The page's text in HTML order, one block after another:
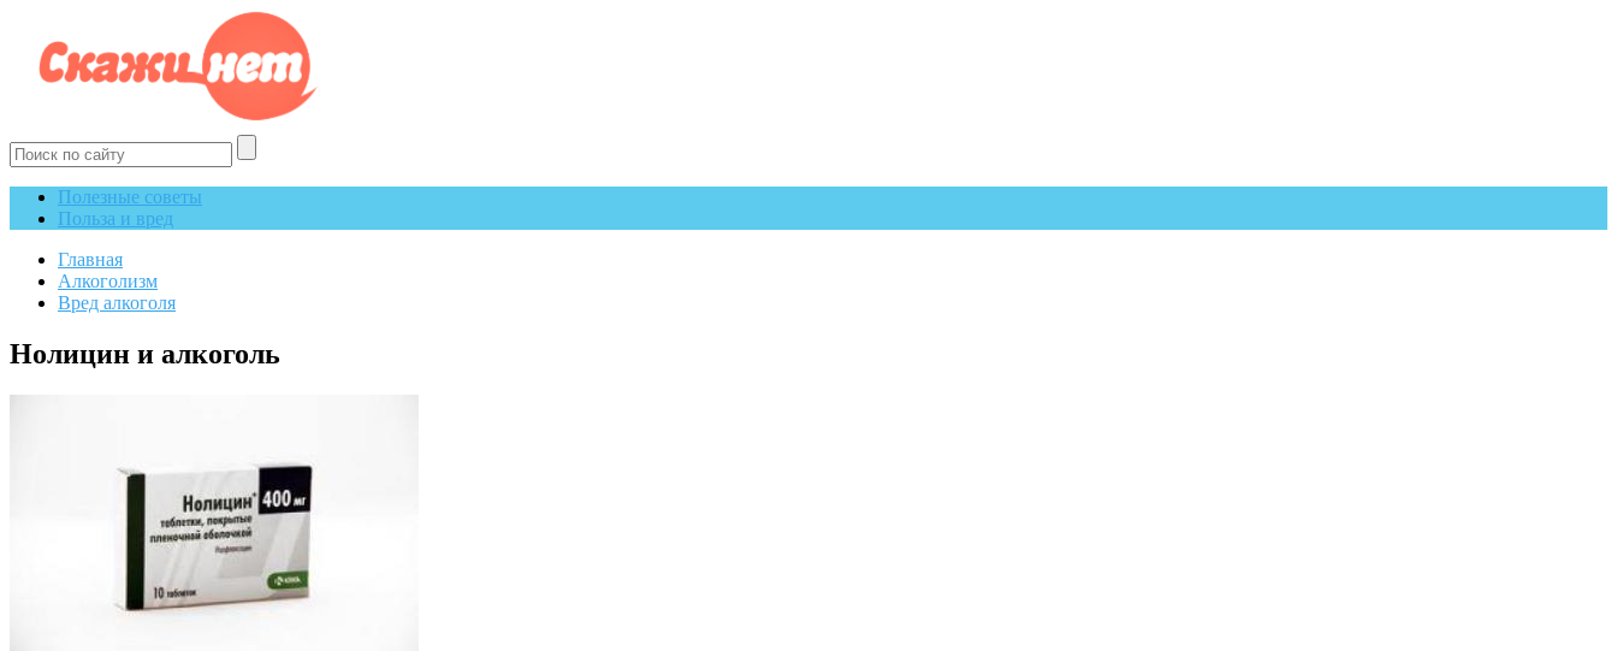
Полезные советы
Польза и вред
Главная
Алкоголизм
Вред алкоголя
Нолицин и алкоголь